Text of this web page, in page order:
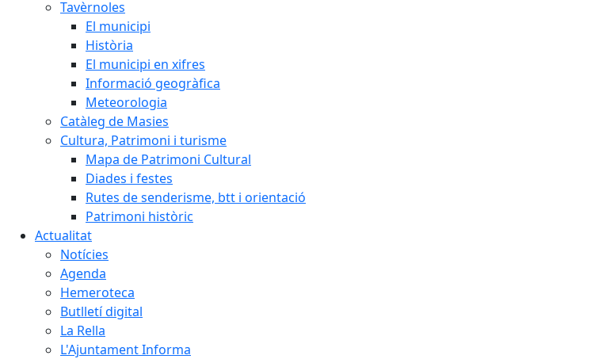
Tavèrnoles
El municipi
Història
El municipi en xifres
Informació geogràfica
Meteorologia
Catàleg de Masies
Cultura, Patrimoni i turisme
Mapa de Patrimoni Cultural
Diades i festes
Rutes de senderisme, btt i orientació
Patrimoni històric
Actualitat
Notícies
Agenda
Hemeroteca
Butlletí digital
La Rella
L'Ajuntament Informa